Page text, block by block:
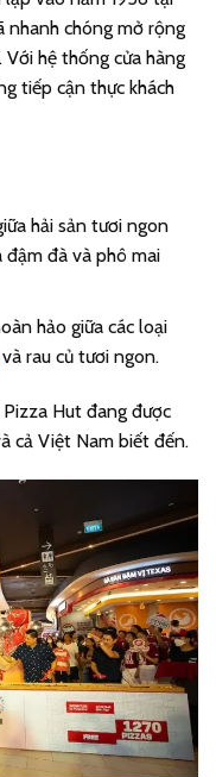
nhanh chóng mở rộng
hệ thống cửa hàng
tiếp cận thực khách
hải sản tươi ngon
đậm đà và phô mai
hảo giữa các loại
rau củ tươi ngon.
Hut đang được
cả Việt Nam biết đến.